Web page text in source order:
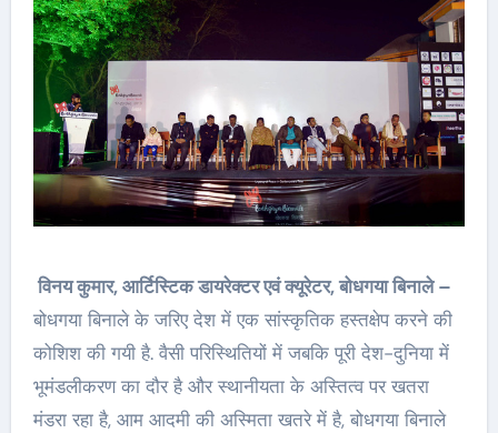
विनय कुमार, आर्टिस्टिक डायरेक्टर एवं क्यूरेटर, बोधगया बिनाले –
बोधगया बिनाले के जरिए देश में एक सांस्कृतिक हस्तक्षेप करने की
कोशिश की गयी है. वैसी परिस्थितियों में जबकि पूरी देश-दुनिया में
भूमंडलीकरण का दौर है और स्थानीयता के अस्तित्व पर खतरा
मंडरा रहा है, आम आदमी की अस्मिता खतरे में है, बोधगया बिनाले